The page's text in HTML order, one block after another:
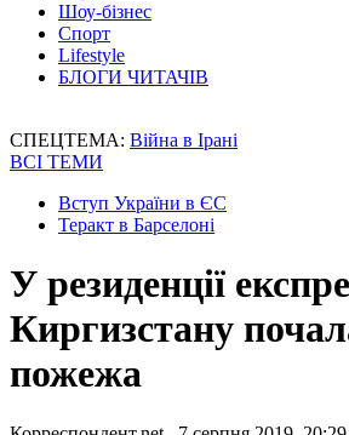
Шоу-бізнес
Спорт
Lifestyle
БЛОГИ ЧИТАЧІВ
СПЕЦТЕМА: Війна в Ірані
ВСІ ТЕМИ
Вступ України в ЄС
Теракт в Барселоні
У резиденції
Киргизстану
пожежа